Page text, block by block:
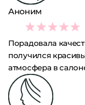
Аноним
5
Порадовала
получился
атмосфера в